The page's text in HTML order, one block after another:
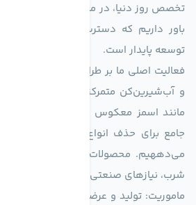
تخصص روز دنیا، در مسیر تأمین آب سالم و
باور داریم که دسترسی به آب پاک،
توسعه پایدار است.
فعالیت اصلی ما بر طراحی و تولید
و آب‌شیرین‌کن متمرکز است. ما با
جامع برای حذف انواع آلاینده‌ها، املاح و
می‌دههیم. محصولات ما برای مصارف
شرب، نیازهای صنعتی و کشاورزی طراحی و
ماموریت: تولید و عرضه محصولاتی با